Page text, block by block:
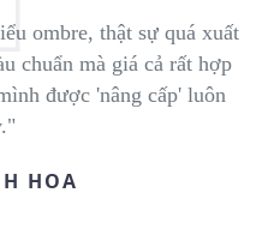
ombre, thật sự quá xuất
chuẩn mà giá cả rất hợp
được 'nâng cấp' luôn
HOA